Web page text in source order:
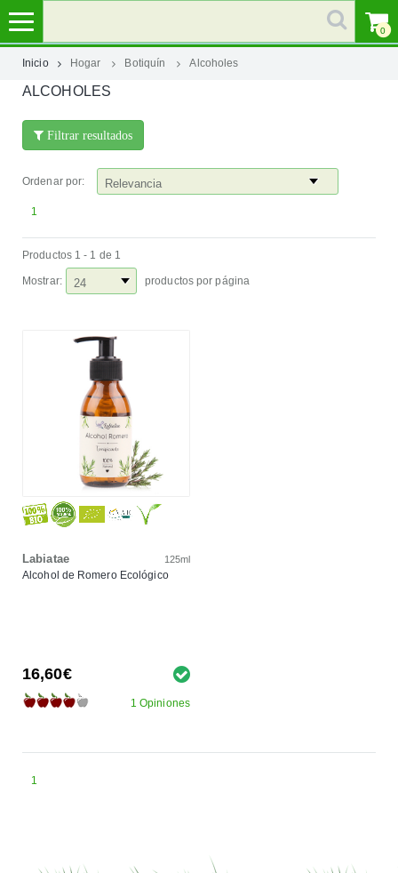
MI
CATEGORÍAS
AYUDA
0
Inicio Hogar Botiquín Alcoholes
ALCOHOLES
Filtrar resultados
Ordenar por:
1
Productos 1 - 1 de 1
Mostrar: productos por página
Labiatae 125ml
Alcohol de Romero Ecológico
16,60€
1 Opiniones
1